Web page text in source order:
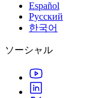
Español
Русский
한국어
ソーシャル